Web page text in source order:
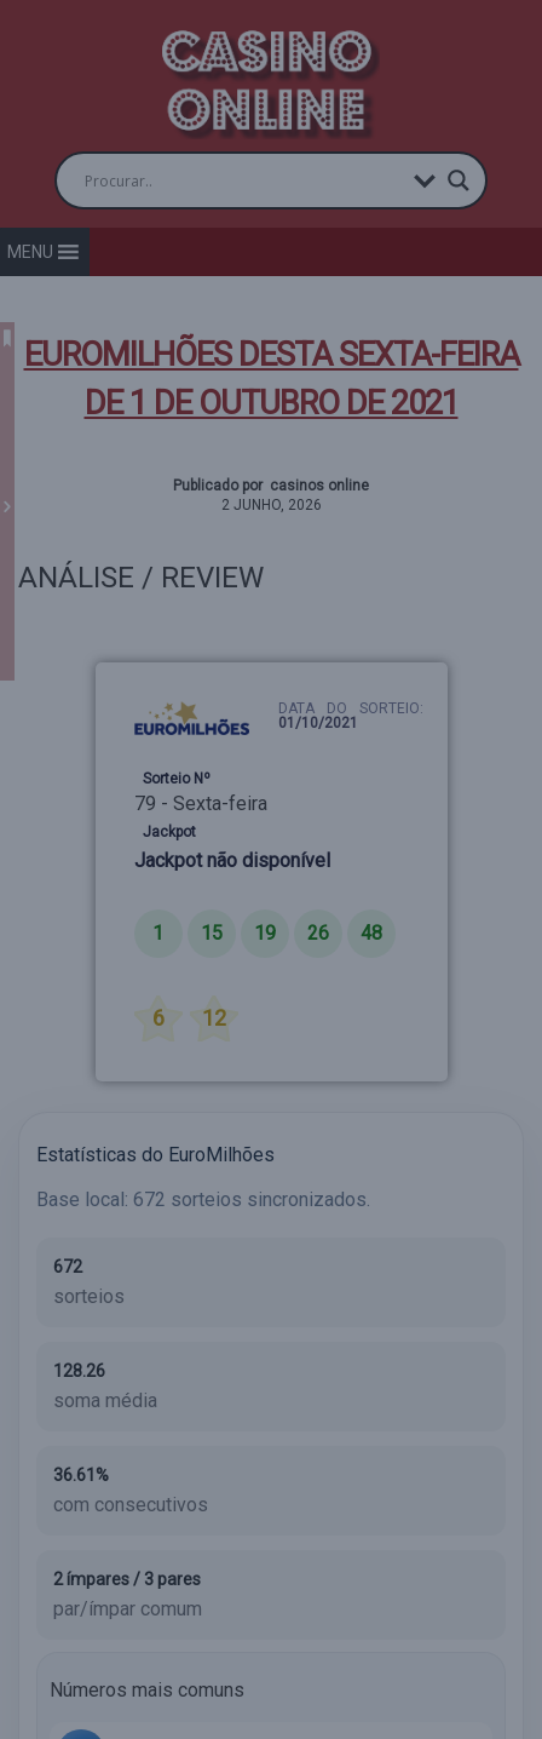
MENU
EUROMILHÕES DESTA SEXTA-FEIRA
DE 1 DE OUTUBRO DE 2021
Publicado por casinos online
2 JUNHO, 2026
ANÁLISE / REVIEW
DATA DO SORTEIO:
01/10/2021
Sorteio Nº
79 - Sexta-feira
Jackpot
Jackpot não disponível
1 15 19 26 48
6 12
Estatísticas do EuroMilhões
Base local: 672 sorteios sincronizados.
672
sorteios
128.26
soma média
36.61%
com consecutivos
2 ímpares / 3 pares
par/ímpar comum
Números mais comuns